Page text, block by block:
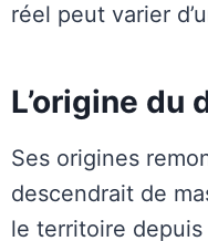
réel peut varier
L’origine du
Ses origines
descendrait de
le territoire